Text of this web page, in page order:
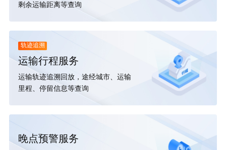
剩余运输距离等查询
轨迹追溯
运输行程服务
运输轨迹追溯回放，途经城市、运输
里程、停留信息等查询
晚点预警服务